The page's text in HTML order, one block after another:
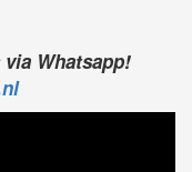
Whatsapp!